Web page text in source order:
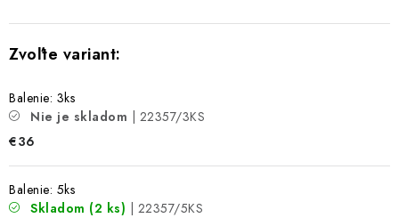
Balenie: 3ks
Nie je skladom
| 22357/3KS
€36
Balenie: 5ks
Skladom (2 ks) | 22357/5KS